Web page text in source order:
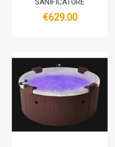
SANIFICATORE
€629.00